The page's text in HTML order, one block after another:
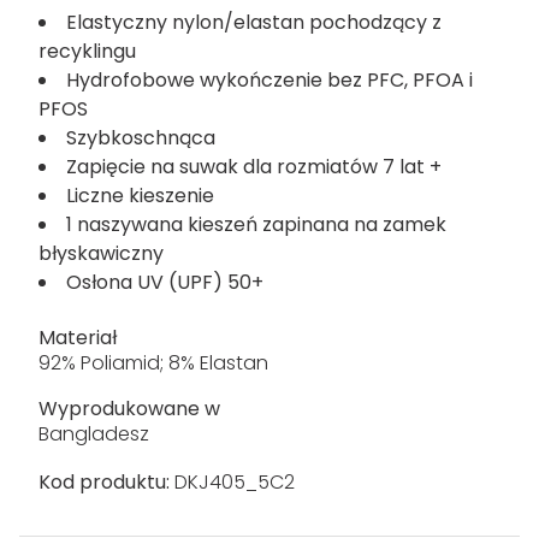
Elastyczny nylon/elastan pochodzący z
recyklingu
Hydrofobowe wykończenie bez PFC, PFOA i
PFOS
Szybkoschnąca
Zapięcie na suwak dla rozmiatów 7 lat +
Liczne kieszenie
1 naszywana kieszeń zapinana na zamek
błyskawiczny
Osłona UV (UPF) 50+
Materiał
92% Poliamid; 8% Elastan
Wyprodukowane w
Bangladesz
Kod produktu: DKJ405_5C2